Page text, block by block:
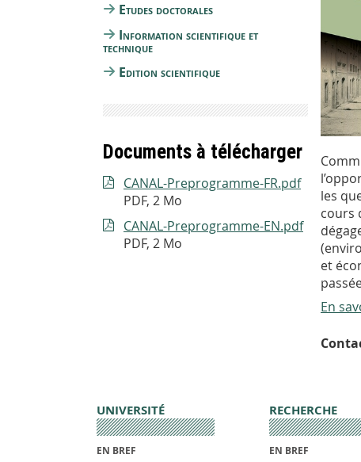
les
cours
et
En
Etudes doctorales
Information scientifique et
technique
Edition scientifique
Documents à télécharger
CANAL-Preprogramme-FR.pdf
PDF, 2 Mo
CANAL-Preprogramme-EN.pdf
PDF, 2 Mo
UNIVERSITÉ
EN BREF
RECHERCHE
EN BREF